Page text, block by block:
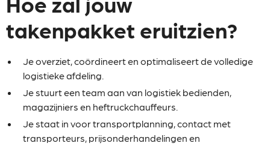
takenpakket eruitzien?
Je overziet, coördineert en optimaliseert de volledige
logistieke afdeling.
Je stuurt een team aan van logistiek bedienden,
magazijniers en heftruckchauffeurs.
Je staat in voor transportplanning, contact met
transporteurs, prijsonderhandelingen en